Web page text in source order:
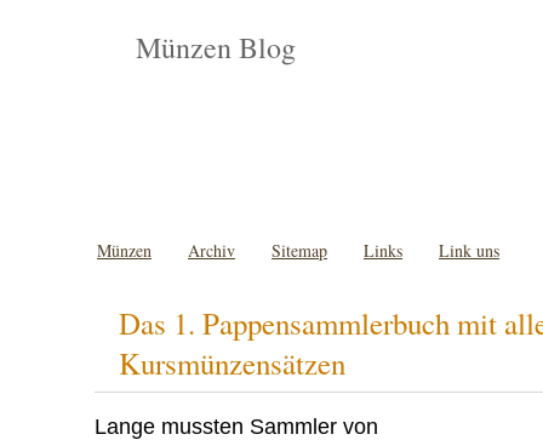
Münzen Blog
Münzen Archiv Sitemap Links Link uns
Das 1. Pappensammlerbuch mit
Kursmünzensätzen
Lange mussten Sammler von